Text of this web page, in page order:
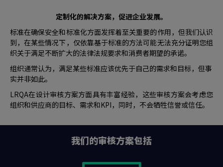
定制化的解决方案，促进企业发展。
标准在确保安全和标准化方面发挥着至关重要的作用，但我们认识
到，在某些情况下，仅依靠基于标准的方法可能无法充分证明您组
织关于满足不断扩大的法律法规要求和消费者期望的承诺。
组织通常认为，满足某些标准应该优先于自己的需求和目标，但事
实并非如此。
LRQA在设计审核方案方面具有丰富经验，这些审核方案会考虑您
组织和供应商的目标、需求和KPI，同时，不会牺牲信誉或信任。
我们的审核方案包括